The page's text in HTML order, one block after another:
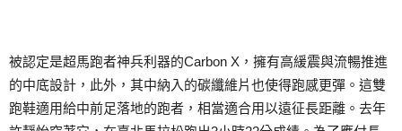
被認定是超馬跑者神兵利器的Carbon X，擁有高緩震與流暢推進
的中底設計，此外，其中納入的碳纖維片也使得跑感更彈。這雙
跑鞋適用給中前足落地的跑者，相當適合用以遠征長距離。去年